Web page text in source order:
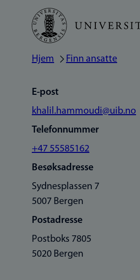
Hopp
hovedinnhold
Navigasjonssti
Hjem Finn ansatte
E-post
khalil.hammoudi@uib.no
Telefonnummer
+47 55585162
Besøksadresse
Sydnesplassen 7
5007 Bergen
Postadresse
Postboks 7805
5020 Bergen